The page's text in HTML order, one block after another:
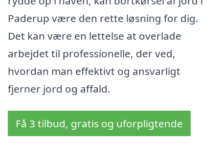
Paderup være den rette løsning for dig.
Det kan være en lettelse at overlade
arbejdet til professionelle, der ved,
hvordan man effektivt og ansvarligt
fjerner jord og affald.
Få 3 tilbud, gratis og uforpligtende